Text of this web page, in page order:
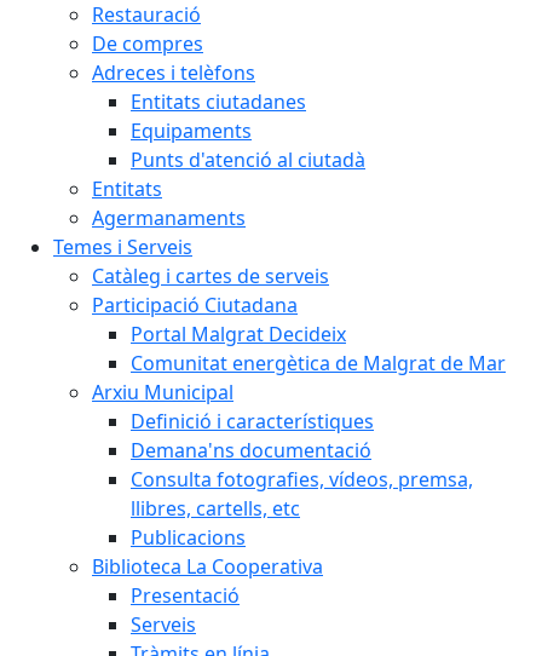
Restauració
De compres
Adreces i telèfons
Entitats ciutadanes
Equipaments
Punts d'atenció al ciutadà
Entitats
Agermanaments
Temes i Serveis
Catàleg i cartes de serveis
Participació Ciutadana
Portal Malgrat Decideix
Comunitat energètica de Malgrat de Mar
Arxiu Municipal
Definició i característiques
Demana'ns documentació
Consulta fotografies, vídeos, premsa,
llibres, cartells, etc
Publicacions
Biblioteca La Cooperativa
Presentació
Serveis